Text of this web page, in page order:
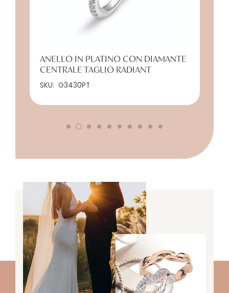
ANELLO IN PLATINO CON DIAMANTE
CENTRALE TAGLIO RADIANT
SKU: G3430PT